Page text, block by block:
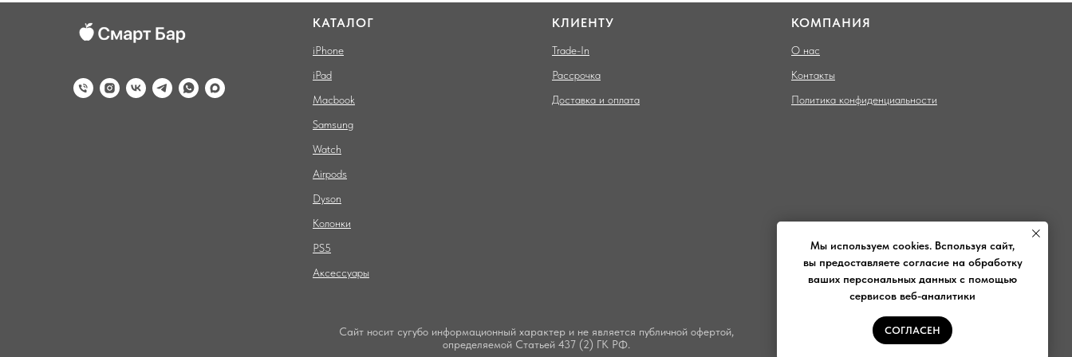
КАТАЛОГ
iPhone
iPad
Macbook
Samsung
Watch
Airpods
Dyson
Колонки
PS5
Аксессуары
КЛИЕНТУ
Trade-In
Рассрочка
Доставка и оплата
КОМПАНИЯ
О нас
Контакты
Политика конфиденциальности
Сайт носит сугубо информационный характер и не является публичной офертой,
определяемой Статьей 437 (2) ГК РФ.
Мы используем cookies. Bспользуя сайт,
вы предоставляете согласие на обработку
ваших персональных данных с помощью
сервисов веб-аналитики
СОГЛАСЕН